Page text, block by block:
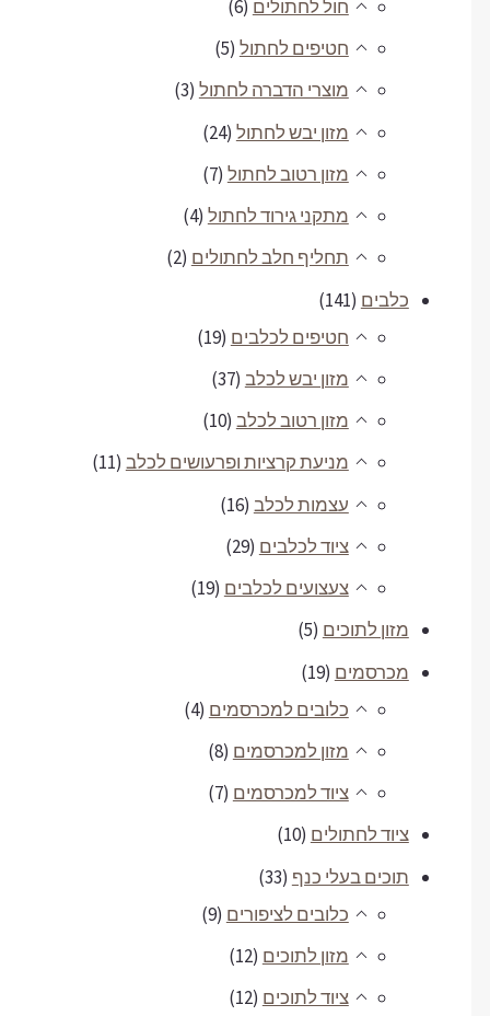
חול לחתולים(6)
חטיפים לחתול(5)
מוצרי הדברה לחתול(3)
מזון יבש לחתול(24)
מזון רטוב לחתול(7)
מתקני גירוד לחתול(4)
תחליף חלב לחתולים(2)
כלבים(141)
חטיפים לכלבים(19)
מזון יבש לכלב(37)
מזון רטוב לכלב(10)
מניעת קרציות ופרעושים לכלב(11)
עצמות לכלב(16)
ציוד לכלבים(29)
צעצועים לכלבים(19)
מזון לתוכים(5)
מכרסמים(19)
כלובים למכרסמים(4)
מזון למכרסמים(8)
ציוד למכרסמים(7)
ציוד לחתולים(10)
תוכים בעלי כנף(33)
כלובים לציפורים(9)
מזון לתוכים(12)
ציוד לתוכים(12)